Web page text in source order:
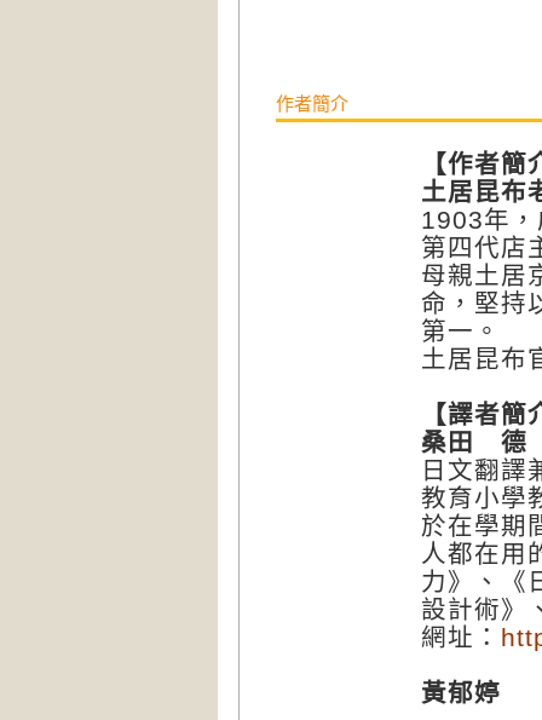
作者簡介
【作者簡
土居昆布
1903年
第四代店
母親土居
命，堅持
第一。
土居昆布
【譯者簡
桑田 德
日文翻譯
教育小學
於在學期
人都在用
力》、《
設計術》
網址：
黃郁婷